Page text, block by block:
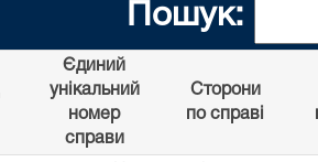
Пошук:
Єдиний
унікальний
номер
справи
Сторони
по справі